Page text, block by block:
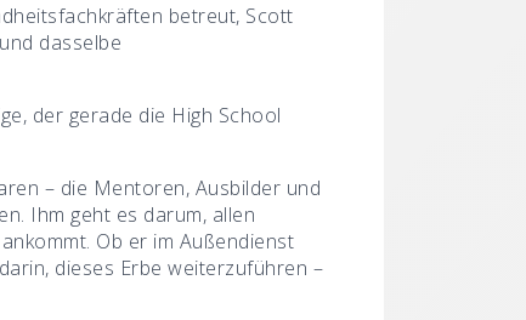
betreut, Scott
dasselbe
der gerade die High School
– die Mentoren, Ausbilder und
Ihm geht es darum, allen
Ob er im Außendienst
dieses Erbe weiterzuführen –